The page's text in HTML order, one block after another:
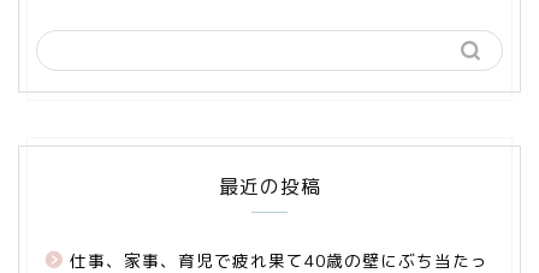
最近の投稿
仕事、家事、育児で疲れ果て40歳の壁にぶち当たっ